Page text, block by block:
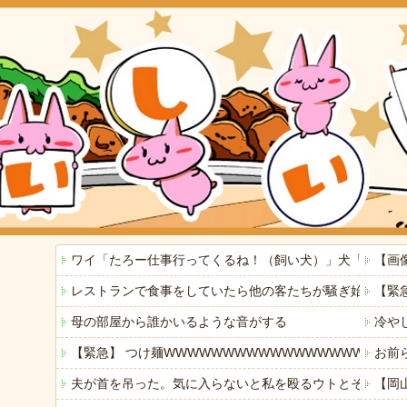
ワイ「たろー仕事行ってくるね！（飼い犬）」犬「…？（
レストランで食事をしていたら他の客たちが騒ぎ始めた
母の部屋から誰かいるような音がする
【緊急】 つけ麺
夫が首を吊った。気に入らないと私を殴るウトとそれを
【
【
冷や
お前
【